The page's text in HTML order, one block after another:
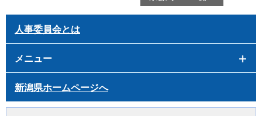
人事委員会とは
メニュー
新潟県ホームページへ